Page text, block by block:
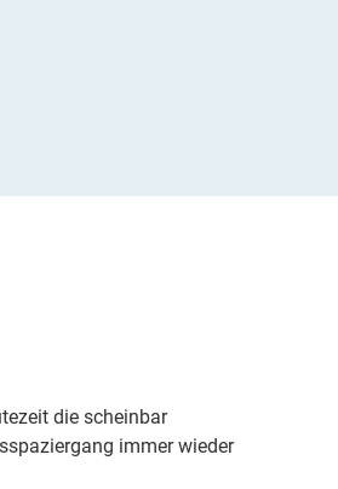
die scheinbar
immer wieder